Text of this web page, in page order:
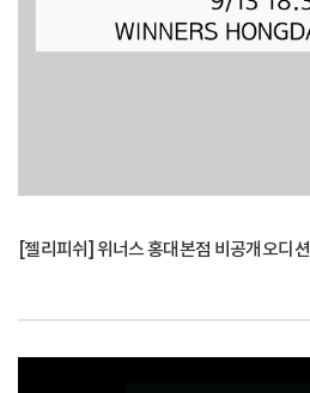
[젤리피쉬] 위너스 홍대본점 비공개오디션